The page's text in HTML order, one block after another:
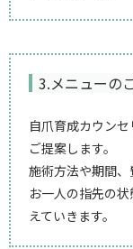
3.メニューの
自爪育成カウン
ご提案します。
施術方法や期間
お一人の指先の
えていきます。